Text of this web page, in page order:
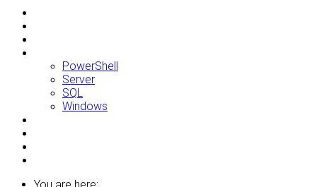
PowerShell
Server
SQL
Windows